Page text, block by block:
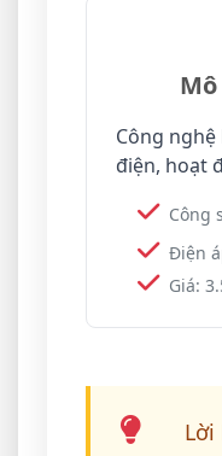
Công
điện, hoạt
Công
Điện
Giá:
Lời